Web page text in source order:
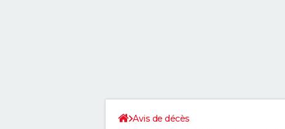
Avis de décès